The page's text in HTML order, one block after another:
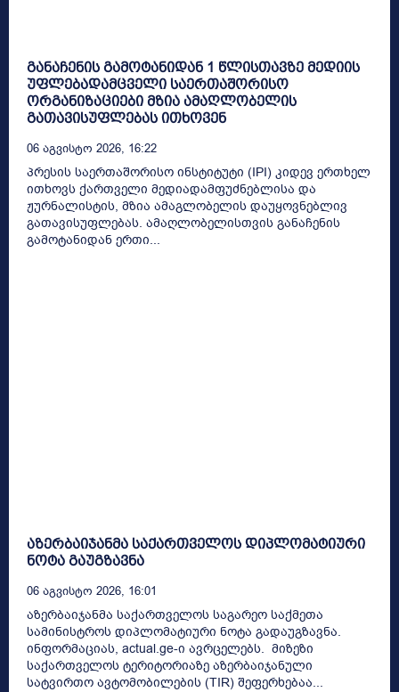
განაჩენის გამოტანიდან 1 წლისთავზე მედიის
უფლებადამცველი საერთაშორისო
ორგანიზაციები მზია ამაღლობელის
გათავისუფლებას ითხოვენ
06 Აგვისტო 2026, 16:22
პრესის საერთაშორისო ინსტიტუტი (IPI) კიდევ ერთხელ
ითხოვს ქართველი მედიადამფუძნებლისა და
ჟურნალისტის, მზია ამაგლობელის დაუყოვნებლივ
გათავისუფლებას. ამაღლობელისთვის განაჩენის
გამოტანიდან ერთი...
აზერბაიჯანმა საქართველოს დიპლომატიური
ნოტა გაუგზავნა
06 Აგვისტო 2026, 16:01
აზერბაიჯანმა საქართველოს საგარეო საქმეთა
სამინისტროს დიპლომატიური ნოტა გადაუგზავნა.
ინფორმაციას, actual.ge-ი ავრცელებს. მიზეზი
საქართველოს ტერიტორიაზე აზერბაიჯანული
სატვირთო ავტომობილების (TIR) შეფერხებაა...